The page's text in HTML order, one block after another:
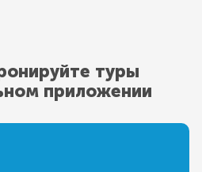
туры
приложении